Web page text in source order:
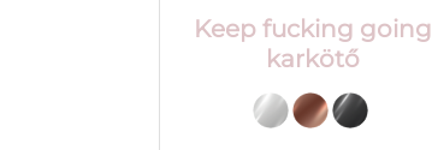
Keep fucking going
karkötő